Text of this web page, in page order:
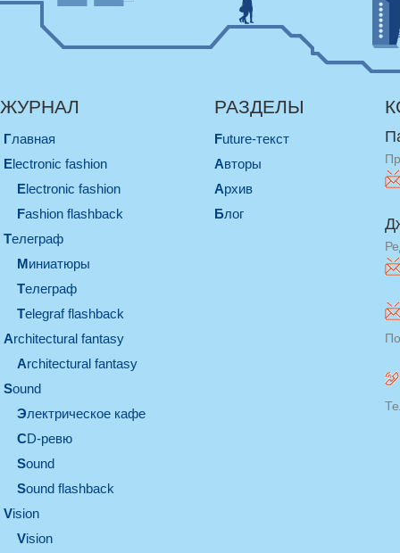
ЖУРНАЛ
Главная
electronic fashion
electronic fashion
Fashion flashback
телеграф
миниатюры
телеграф
Telegraf flashback
architectural fantasy
architectural fantasy
sound
электрическое кафе
CD-ревю
sound
Sound flashback
vision
vision
РАЗДЕЛЫ
Future-текст
Авторы
Архив
Блог